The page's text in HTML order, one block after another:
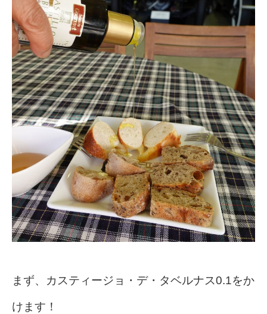
まず、カスティージョ・デ・タベルナス0.1をか
けます！